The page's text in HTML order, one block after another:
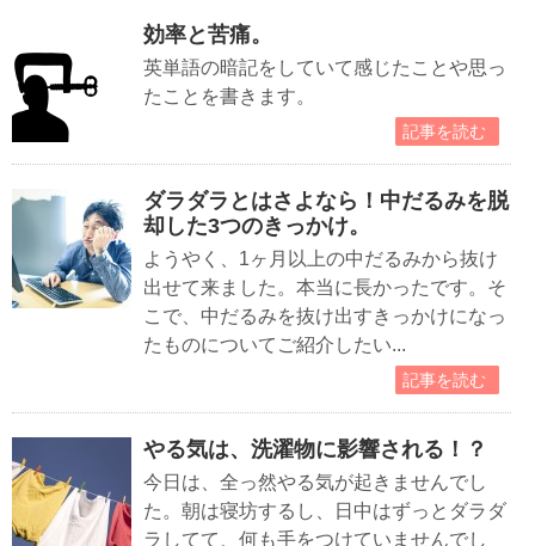
効率と苦痛。
英単語の暗記をしていて感じたことや思っ
たことを書きます。
記事を読む
ダラダラとはさよなら！中だるみを脱
却した3つのきっかけ。
ようやく、1ヶ月以上の中だるみから抜け
出せて来ました。本当に長かったです。そ
こで、中だるみを抜け出すきっかけになっ
たものについてご紹介したい...
記事を読む
やる気は、洗濯物に影響される！？
今日は、全っ然やる気が起きませんでし
た。朝は寝坊するし、日中はずっとダラダ
ラしてて、何も手をつけていませんでし